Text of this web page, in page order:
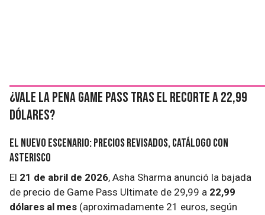
¿Vale la pena Game Pass tras el recorte a 22,99
dólares?
El nuevo escenario: precios revisados, catálogo con
asterisco
El 21 de abril de 2026, Asha Sharma anunció la bajada
de precio de Game Pass Ultimate de 29,99 a 22,99
dólares al mes (aproximadamente 21 euros, según